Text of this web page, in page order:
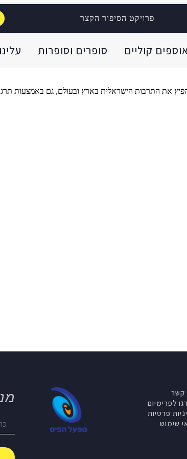
פרויקט הסיפור הקצר
קוליים סופרים וסופרות עלינו
את התרבות הישראלית בארץ ובעולם, גם באמצעות
קשר
לפרימיום
פרטיות
שימוש